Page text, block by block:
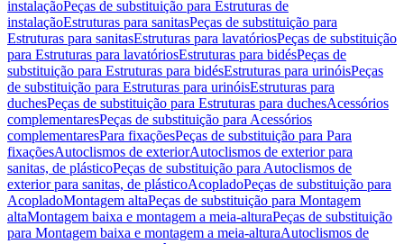
instalaçãoPeças de substituição para Estruturas de
instalaçãoEstruturas para sanitasPeças de substituição para
Estruturas para sanitasEstruturas para lavatóriosPeças de substituição
para Estruturas para lavatóriosEstruturas para bidésPeças de
substituição para Estruturas para bidésEstruturas para urinóisPeças
de substituição para Estruturas para urinóisEstruturas para
duchesPeças de substituição para Estruturas para duchesAcessórios
complementaresPeças de substituição para Acessórios
complementaresPara fixaçõesPeças de substituição para Para
fixaçõesAutoclismos de exteriorAutoclismos de exterior para
sanitas, de plásticoPeças de substituição para Autoclismos de
exterior para sanitas, de plásticoAcopladoPeças de substituição para
AcopladoMontagem altaPeças de substituição para Montagem
altaMontagem baixa e montagem a meia-alturaPeças de substituição
para Montagem baixa e montagem a meia-alturaAutoclismos de